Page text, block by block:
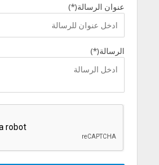
عنوان الرسالة(*)
الرسالة(*)